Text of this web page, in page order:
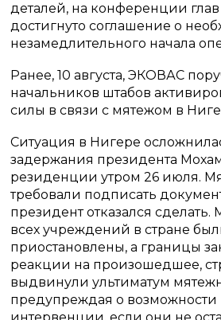
деталей, на конференции глав
достигнуто соглашение о
незамедлительного начала
Ранее, 10 августа, ЭКОВАС
начальников штабов
силы в связи с мятежом в
Ситуация в Нигере
задержания президента
резиденции утром 26 июля.
требовали подписать
президент отказался
всех учреждений в стране
приостановлены, а границы
реакции на произошедшее,
выдвинули ультиматум
предупреждая о возможности